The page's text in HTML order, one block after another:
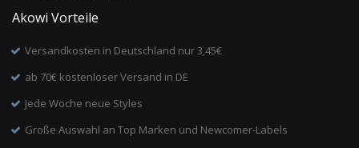
Akowi Vorteile
Versandkosten in Deutschland nur 3,45€
ab 70€ kostenloser Versand in DE
Jede Woche neue Styles
Große Auswahl an Top Marken und Newcomer-Labels